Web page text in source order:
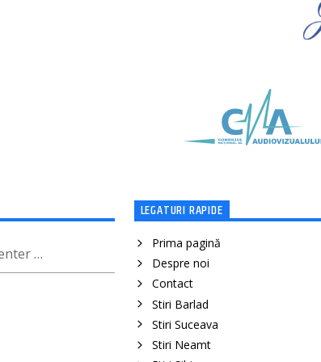
LEGATURI RAPIDE
Prima pagină
Despre noi
Contact
Stiri Barlad
Stiri Suceava
Stiri Neamt